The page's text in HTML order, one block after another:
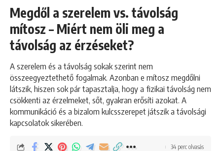
Megdől a szerelem vs. távolság
mítosz – Miért nem öli meg a
távolság az érzéseket?
A szerelem és a távolság sokak szerint nem
összeegyeztethető fogalmak. Azonban e mítosz megdőlni
látszik, hiszen sok pár tapasztalja, hogy a fizikai távolság nem
csökkenti az érzelmeket, sőt, gyakran erősíti azokat. A
kommunikáció és a bizalom kulcsszerepet játszik a távolsági
kapcsolatok sikerében.
34 perc olvasás